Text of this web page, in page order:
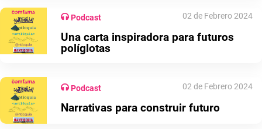
Podcast 02 de Febrero 2024
Una carta inspiradora para futuros
políglotas
Podcast 02 de Febrero 2024
Narrativas para construir futuro